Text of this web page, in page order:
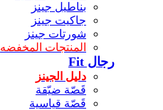
بناطيل جينز
جاكيت جينز
شورتات جينز
المنتجات المخفضه
رجال Fit
دليل الجينز
قَصّة ضيّقة
قَصّة قياسية